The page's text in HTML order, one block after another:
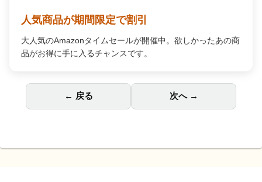
人気商品が期間限定で割引
大人気のAmazonタイムセールが開催中。欲しかったあの商
品がお得に手に入るチャンスです。
← 戻る 次へ →